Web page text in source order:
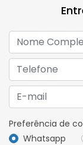
Preferência de
Whatsapp